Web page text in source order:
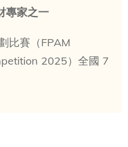
專家之一
比賽（FPAM
2025）全國 7